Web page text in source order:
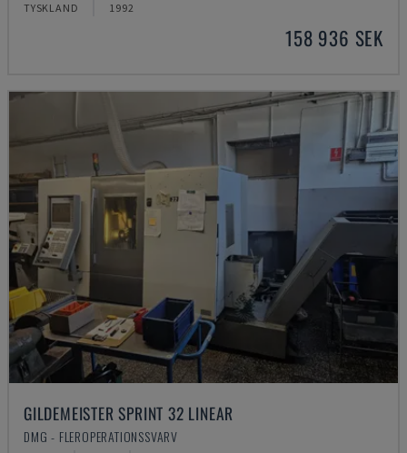
TYSKLAND 1992
158 936 SEK
GILDEMEISTER SPRINT 32 LINEAR
DMG - FLEROPERATIONSSVARV